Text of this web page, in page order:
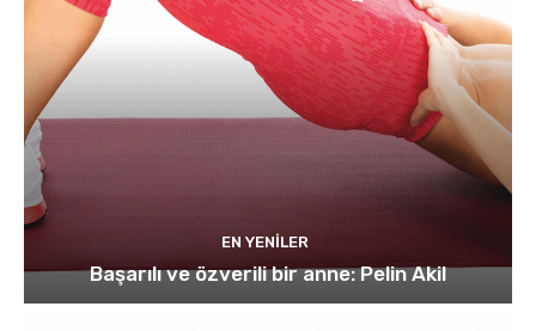
EN YENILER
Başarılı ve özverili bir anne: Pelin Akil